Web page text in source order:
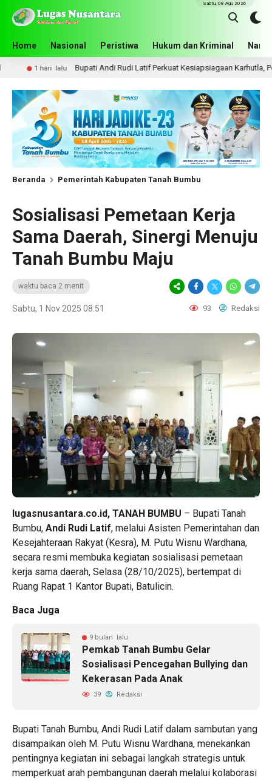
Home Nasional Peristiwa Hukum dan Kriminal
Sabtu, 08 Agu 2026
Bupati Andi Rudi Latif Perkuat Kesiapsiagaan Karhutla, Pemkab Tanah
Beranda Pemerintah Kabupaten Tanah Bumbu
Sosialisasi Pemetaan Kerja
Sama Daerah, Sinergi Menuju
Tanah Bumbu Maju
waktu baca 2 menit
Sabtu, 1 Nov 2025 08:51 93 Redaksi
lugasnusantara.co.id, TANAH BUMBU – Bupati Tanah
Bumbu, Andi Rudi Latif, melalui Asisten Pemerintahan dan
Kesejahteraan Rakyat (Kesra), M. Putu Wisnu Wardhana,
secara resmi membuka kegiatan sosialisasi pemetaan
kerja sama daerah, Selasa (28/10/2025), bertempat di
Ruang Rapat 1 Kantor Bupati, Batulicin.
Baca Juga
9 bulan lalu
Pemkab Tanah Bumbu Gelar
Sosialisasi Pencegahan Bullying dan
Kekerasan Pada Anak
39 Redaksi
Bupati Tanah Bumbu, Andi Rudi Latif dalam sambutan yang
disampaikan oleh M. Putu Wisnu Wardhana, menekankan
pentingnya kegiatan ini sebagai langkah strategis untuk
memperkuat arah pembangunan daerah melalui kolaborasi